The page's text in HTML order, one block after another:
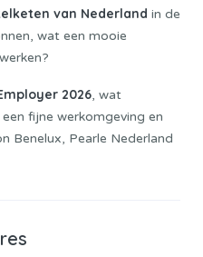
van Nederland in de
wat een mooie
2026, wat
fijne werkomgeving en
Benelux, Pearle Nederland